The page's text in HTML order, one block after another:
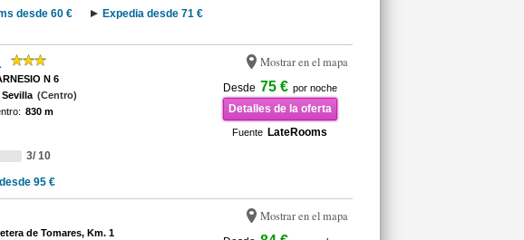
desde 60 €
Expedia desde 71 €
Mostrar en el mapa
Desde 75 € por noche
Detalles de la oferta
Fuente LateRooms
N 6
Sevilla (Centro)
830 m
3/ 10
95 €
Mostrar en el mapa
de Tomares, Km. 1